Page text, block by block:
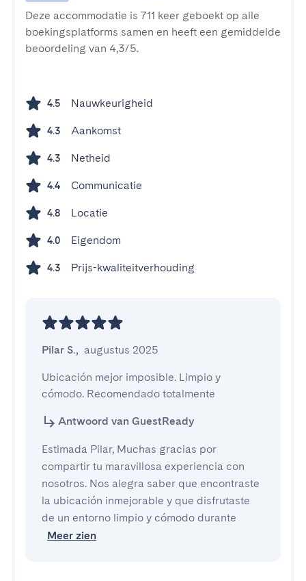
Deze accommodatie is 711 keer geboekt op alle
boekingsplatforms samen en heeft een gemiddelde
beoordeling van 4,3/5.
4.5 Nauwkeurigheid
4.3 Aankomst
4.3 Netheid
4.4 Communicatie
4.8 Locatie
4.0 Eigendom
4.3 Prijs-kwaliteitverhouding
Pilar S., augustus 2025
Ubicación mejor imposible. Limpio y
cómodo. Recomendado totalmente
Antwoord van GuestReady
Estimada Pilar, Muchas gracias por
compartir tu maravillosa experiencia con
nosotros. Nos alegra saber que encontraste
la ubicación inmejorable y que disfrutaste
de un entorno limpio y cómodo durante
Meer zien